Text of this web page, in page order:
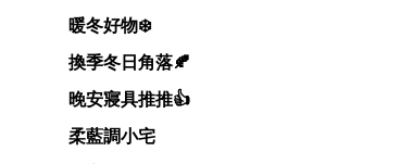
暖冬好物❄️
換季冬日角落🍂
晚安寢具推推👍
柔藍調小宅